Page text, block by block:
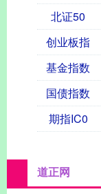
北证50
创业板指
基金指数
国债指数
期指IC0
道正网